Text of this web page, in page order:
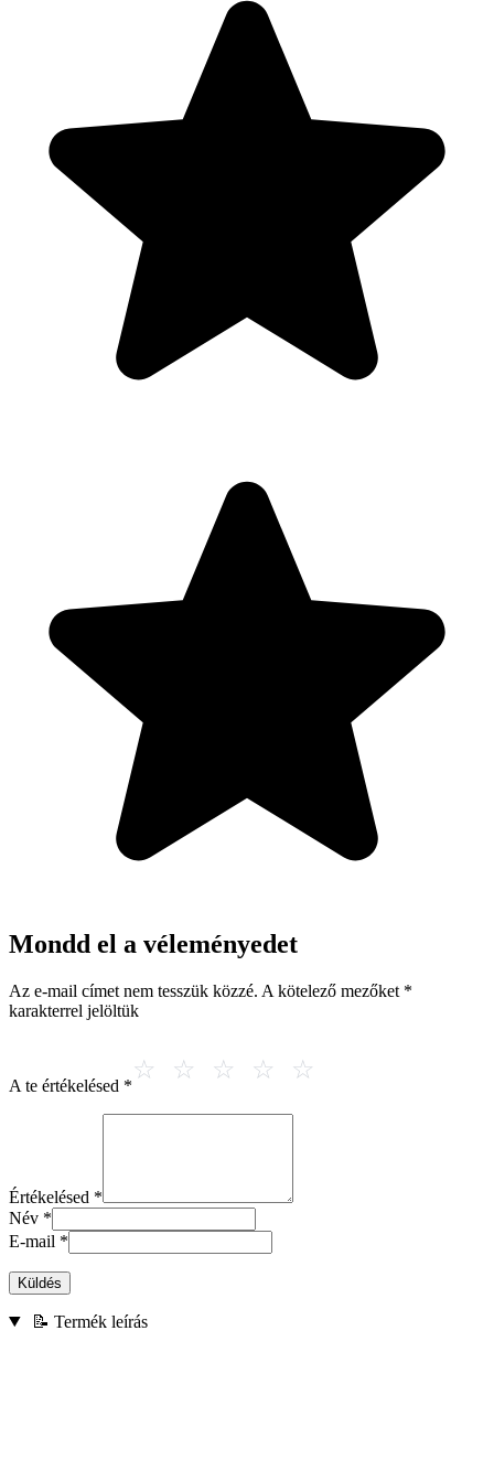
Mondd el a véleményedet
Az e-mail címet nem tesszük közzé. A kötelező mezőket *
karakterrel jelöltük
A te értékelésed *
Értékelésed *
Név *
E-mail *
Küldés
📝 Termék leírás